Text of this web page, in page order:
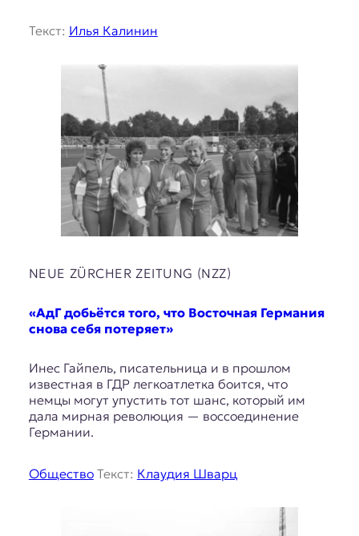
Текст: Илья Калинин
NEUE ZÜRCHER ZEITUNG (NZZ)
«АдГ добьётся того, что Восточная Германия
снова себя потеряет»
Инес Гайпель, писательница и в прошлом
известная в ГДР легкоатлетка боится, что
немцы могут упустить тот шанс, который им
дала мирная революция — воссоединение
Германии.
ОбществоТекст: Клаудия Шварц